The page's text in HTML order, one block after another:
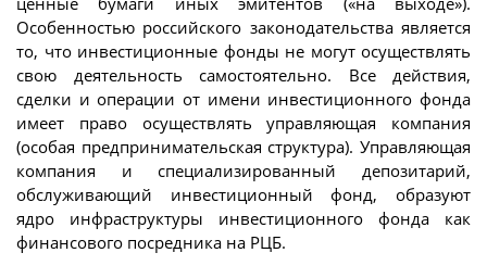
Особенностью российского законодательства является
то, что инвестиционные фонды не могут осуществлять
свою деятельность самостоятельно. Все действия,
сделки и операции от имени инвестиционного фонда
имеет право осуществлять управляющая компания
(особая предпринимательская структура). Управляющая
компания и специализированный депозитарий,
обслуживающий инвестиционный фонд, образуют
ядро инфраструктуры инвестиционного фонда как
финансового посредника на РЦБ.